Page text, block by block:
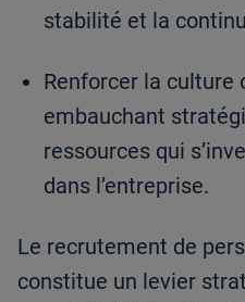
stabilité et la
Renforcer la culture
embauchant
ressources qui
dans l’entreprise.
Le recrutement de
constitue un levier